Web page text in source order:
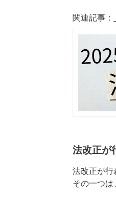
関連記事：
法改正が
法改正が行
その一つは